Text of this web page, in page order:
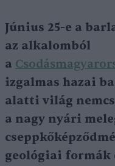
Június 25-e a
az alkalomból
a
izgalmas hazai
alatti világ
a nagy nyári
geológiai formák